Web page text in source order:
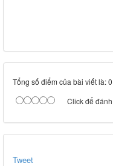
Tổng số điểm của bài viết là:
Click để
Tweet